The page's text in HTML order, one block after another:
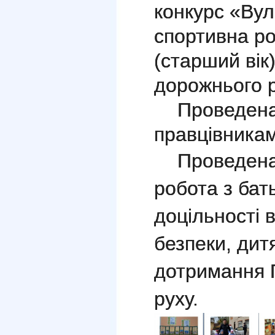
конкурс
спортивна
(старший
дорожнього
робота з
доцільності
безпеки,
дотримання
руху.